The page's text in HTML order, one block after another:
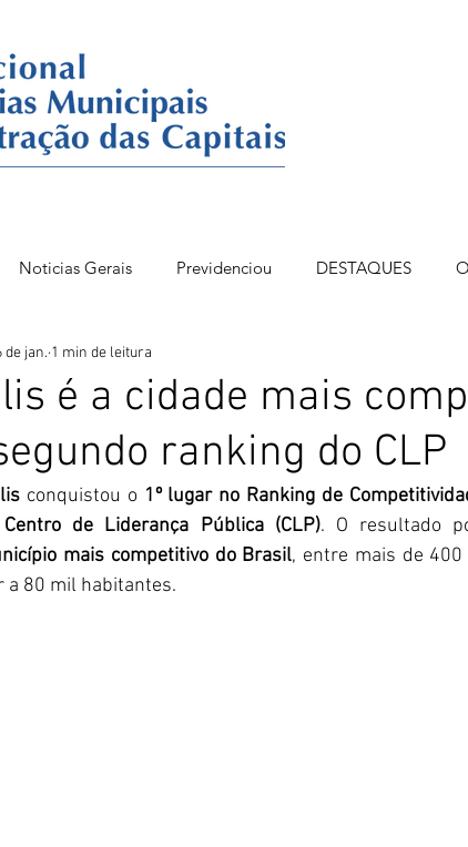
Noticias Gerais Previdenciou DESTAQUES
FONAC 84
é a cidade mais
ranking do CLP
de jan. 1 min de leitura
conquistou o 1º lugar no Ranking de
Centro de Liderança Pública (CLP). O resultado
mais competitivo do Brasil, entre mais de 400
a 80 mil habitantes.